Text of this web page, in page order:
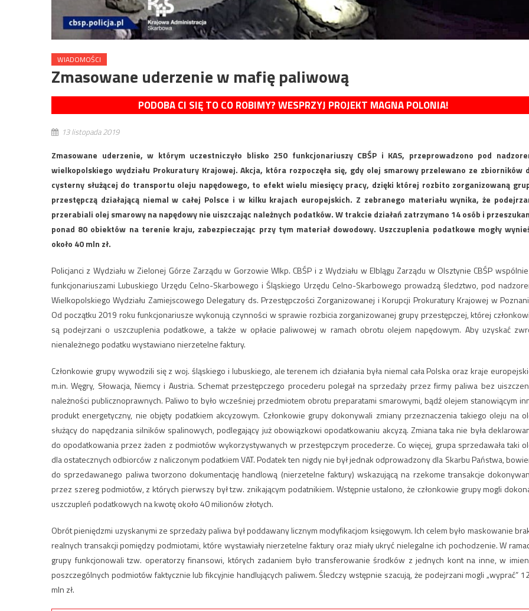
WIADOMOŚCI
Zmasowane uderzenie w mafię paliwową
PODOBA CI SIĘ TO CO ROBIMY? WESPRZYJ PROJEKT MAGNA POLONIA!
13 listopada 2019
Zmasowane uderzenie, w którym uczestniczyło blisko 250 funkcjonariuszy CBŚP i KAS, przeprowadzono pod
wielkopolskiego wydziału Prokuratury Krajowej. Akcja, która rozpoczęła się, gdy olej smarowy przelewano ze zbiorników
cysterny służącej do transportu oleju napędowego, to efekt wielu miesięcy pracy, dzięki której rozbito zorganizowaną
przestępczą działającą niemal w całej Polsce i w kilku krajach europejskich. Z zebranego materiału wynika, że
przerabiali olej smarowy na napędowy nie uiszczając należnych podatków. W trakcie działań zatrzymano 14 osób i
ponad 80 obiektów na terenie kraju, zabezpieczając przy tym materiał dowodowy. Uszczuplenia podatkowe mogły
około 40 mln zł.
Policjanci z Wydziału w Zielonej Górze Zarządu w Gorzowie Wlkp. CBŚP i z Wydziału w Elblągu Zarządu w Olsztynie CBŚP
funkcjonariuszami Lubuskiego Urzędu Celno-Skarbowego i Śląskiego Urzędu Celno-Skarbowego prowadzą śledztwo, pod
Wielkopolskiego Wydziału Zamiejscowego Delegatury ds. Przestępczości Zorganizowanej i Korupcji Prokuratury Krajowej w
Od początku 2019 roku funkcjonariusze wykonują czynności w sprawie rozbicia zorganizowanej grupy przestępczej, której
są podejrzani o uszczuplenia podatkowe, a także w opłacie paliwowej w ramach obrotu olejem napędowym. Aby uzyskać
nienależnego podatku wystawiano nierzetelne faktury.
Członkowie grupy wywodzili się z woj. śląskiego i lubuskiego, ale terenem ich działania była niemal cała Polska oraz kraje
m.in. Węgry, Słowacja, Niemcy i Austria. Schemat przestępczego procederu polegał na sprzedaży przez firmy paliwa bez
należności publicznoprawnych. Paliwo to było wcześniej przedmiotem obrotu preparatami smarowymi, bądź olejem stanowiącym
produkt energetyczny, nie objęty podatkiem akcyzowym. Członkowie grupy dokonywali zmiany przeznaczenia takiego oleju na
służący do napędzania silników spalinowych, podlegający już obowiązkowi opodatkowaniu akcyzą. Zmiana taka nie była
do opodatkowania przez żaden z podmiotów wykorzystywanych w przestępczym procederze. Co więcej, grupa sprzedawała taki
dla ostatecznych odbiorców z naliczonym podatkiem VAT. Podatek ten nigdy nie był jednak odprowadzony dla Skarbu Państwa,
do sprzedawanego paliwa tworzono dokumentację handlową (nierzetelne faktury) wskazującą na rzekome transakcje
przez szereg podmiotów, z których pierwszy był tzw. znikającym podatnikiem. Wstępnie ustalono, że członkowie grupy mogli
uszczupleń podatkowych na kwotę około 40 milionów złotych.
Obrót pieniędzmi uzyskanymi ze sprzedaży paliwa był poddawany licznym modyfikacjom księgowym. Ich celem było maskowanie
realnych transakcji pomiędzy podmiotami, które wystawiały nierzetelne faktury oraz miały ukryć nielegalne ich pochodzenie. W
grupy funkcjonowali tzw. operatorzy finansowi, których zadaniem było transferowanie środków z jednych kont na inne, w
poszczególnych podmiotów faktycznie lub fikcyjnie handlujących paliwem. Śledczy wstępnie szacują, że podejrzani mogli „wyprać”
mln zł.